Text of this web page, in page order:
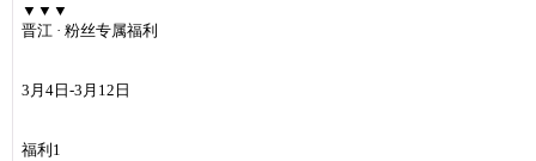
▼▼▼
晋江 · 粉丝专属福利
3 月4日-3月12日
福利1